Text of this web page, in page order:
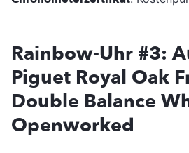
Rainbow-Uhr #3:
Piguet Royal Oak
Double Balance
Openworked